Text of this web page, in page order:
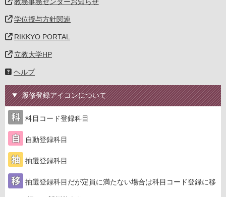
学位授与方針関連
RIKKYO PORTAL
立教大学HP
ヘルプ
履修登録アイコンについて
科目コード登録科目
自動登録科目
抽選登録科目
抽選登録科目だが定員に満たない場合は科目コード登録に移